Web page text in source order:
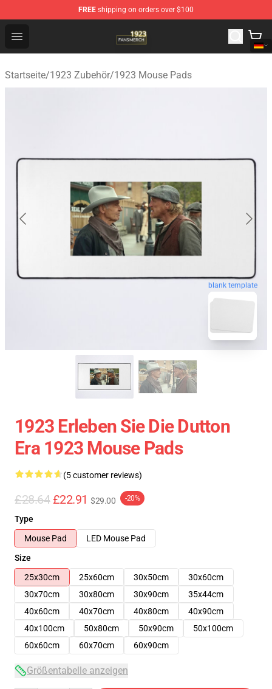
FREE shipping on orders over $100
Open menu
1923 Shop - Official 1923 Merchandise Store
Startseite/1923 Zubehör/1923 Mouse Pads
blank template
1923 Erleben Sie Die Dutton
Era 1923 Mouse Pads
(5 customer reviews)
£28.64 £22.91 $29.00 -20%
Type
Mouse Pad
LED Mouse Pad
Size
25x30cm
25x60cm 30x50cm
30x60cm
30x70cm
30x80cm 30x90cm
35x44cm
40x60cm
40x70cm 40x80cm
40x90cm
40x100cm
50x80cm 50x90cm
50x100cm
60x60cm
60x70cm 60x90cm
Größentabelle anzeigen